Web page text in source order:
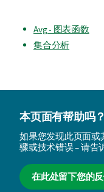
Avg - 图表函数
集合分析
本页面有帮助吗？
如果您发现此页面或
骤或技术错误 – 请告
在此处留下您的